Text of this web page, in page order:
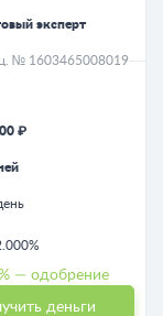
эксперт
№ 1603465008019
₽
— одобрение
деньги